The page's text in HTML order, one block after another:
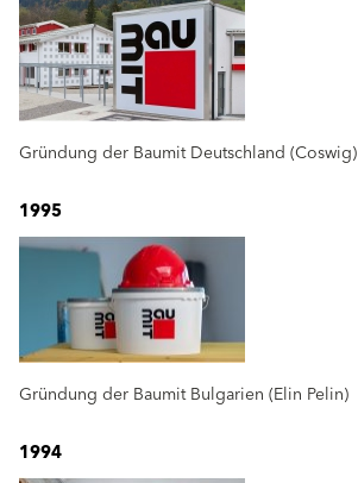
Gründung der Baumit Deutschland (Coswig)
1995
Gründung der Baumit Bulgarien (Elin Pelin)
1994